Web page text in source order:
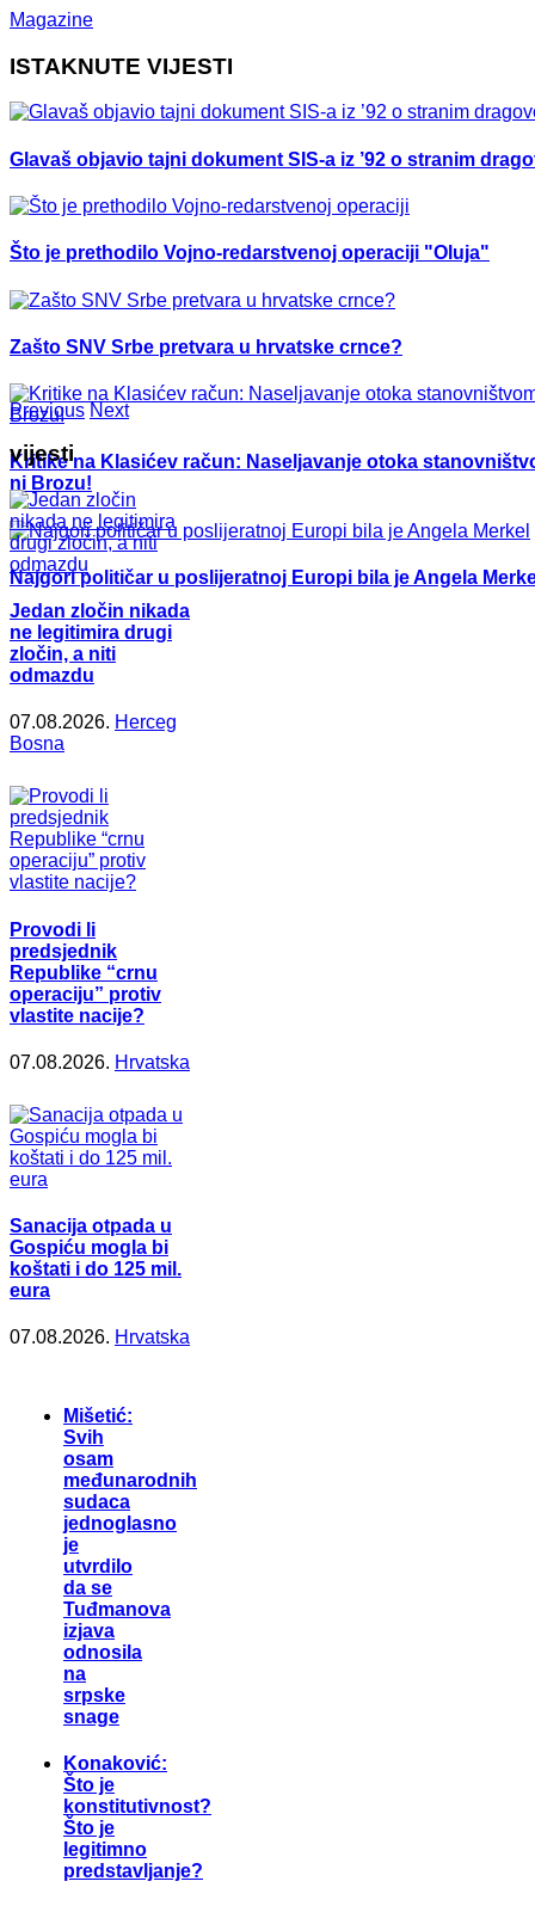
Magazine
ISTAKNUTE VIJESTI
Glavaš objavio tajni dokument SIS-a iz ’92 o stranim
Što je prethodilo Vojno-redarstvenoj operaciji "Oluja"
Zašto SNV Srbe pretvara u hrvatske crnce?
Kritike na Klasićev račun: Naseljavanje otoka
ni Brozu!
Najgori političar u poslijeratnoj Europi bila je Angela
Previous Next
vijesti
Jedan zločin nikada
ne legitimira drugi
zločin, a niti
odmazdu
07.08.2026. Herceg
Bosna
Provodi li
predsjednik
Republike “crnu
operaciju” protiv
vlastite nacije?
07.08.2026. Hrvatska
Sanacija otpada u
Gospiću mogla bi
koštati i do 125 mil.
eura
07.08.2026. Hrvatska
Mišetić:
Svih
osam
međunarodnih
sudaca
jednoglasno
je
utvrdilo
da se
Tuđmanova
izjava
odnosila
na
srpske
snage
Konaković:
Što je
konstitutivnost?
Što je
legitimno
predstavljanje?